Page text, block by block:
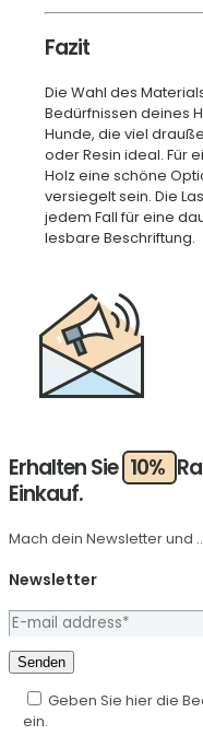
Fazit
Die Wahl des
Bedürfnissen deines
Hunde, die viel
oder Resin ideal. Für
Holz eine schöne
versiegelt sein. Die
jedem Fall für eine
lesbare Beschriftung.
Erhalten Sie 10%
Einkauf.
Mach dein Newsletter und
Newsletter
Geben Sie hier die
ein.